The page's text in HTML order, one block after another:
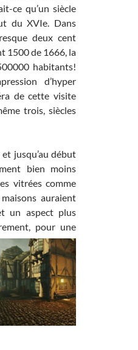
ce qu’un siècle
du XVIe. Dans
deux cent
1500 de 1666, la
habitants!
d’hyper
de cette visite
trois, siècles
jusqu’au début
bien moins
vitrées comme
auraient
un aspect plus
pour une